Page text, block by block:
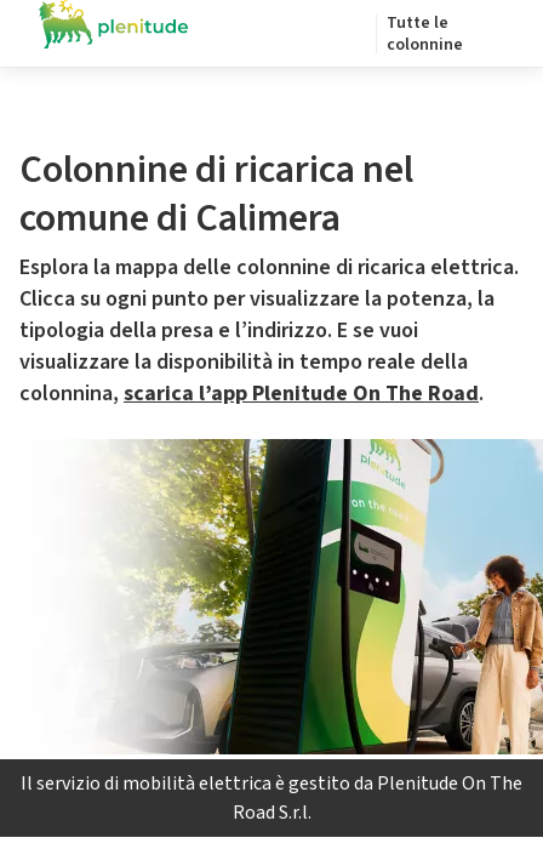
Tutte le
colonnine
Colonnine di ricarica nel
comune di Calimera
Esplora la mappa delle colonnine di ricarica elettrica.
Clicca su ogni punto per visualizzare la potenza, la
tipologia della presa e l’indirizzo. E se vuoi
visualizzare la disponibilità in tempo reale della
colonnina, scarica l’app Plenitude On The Road.
Il servizio di mobilità elettrica è gestito da Plenitude On The
Road S.r.l.